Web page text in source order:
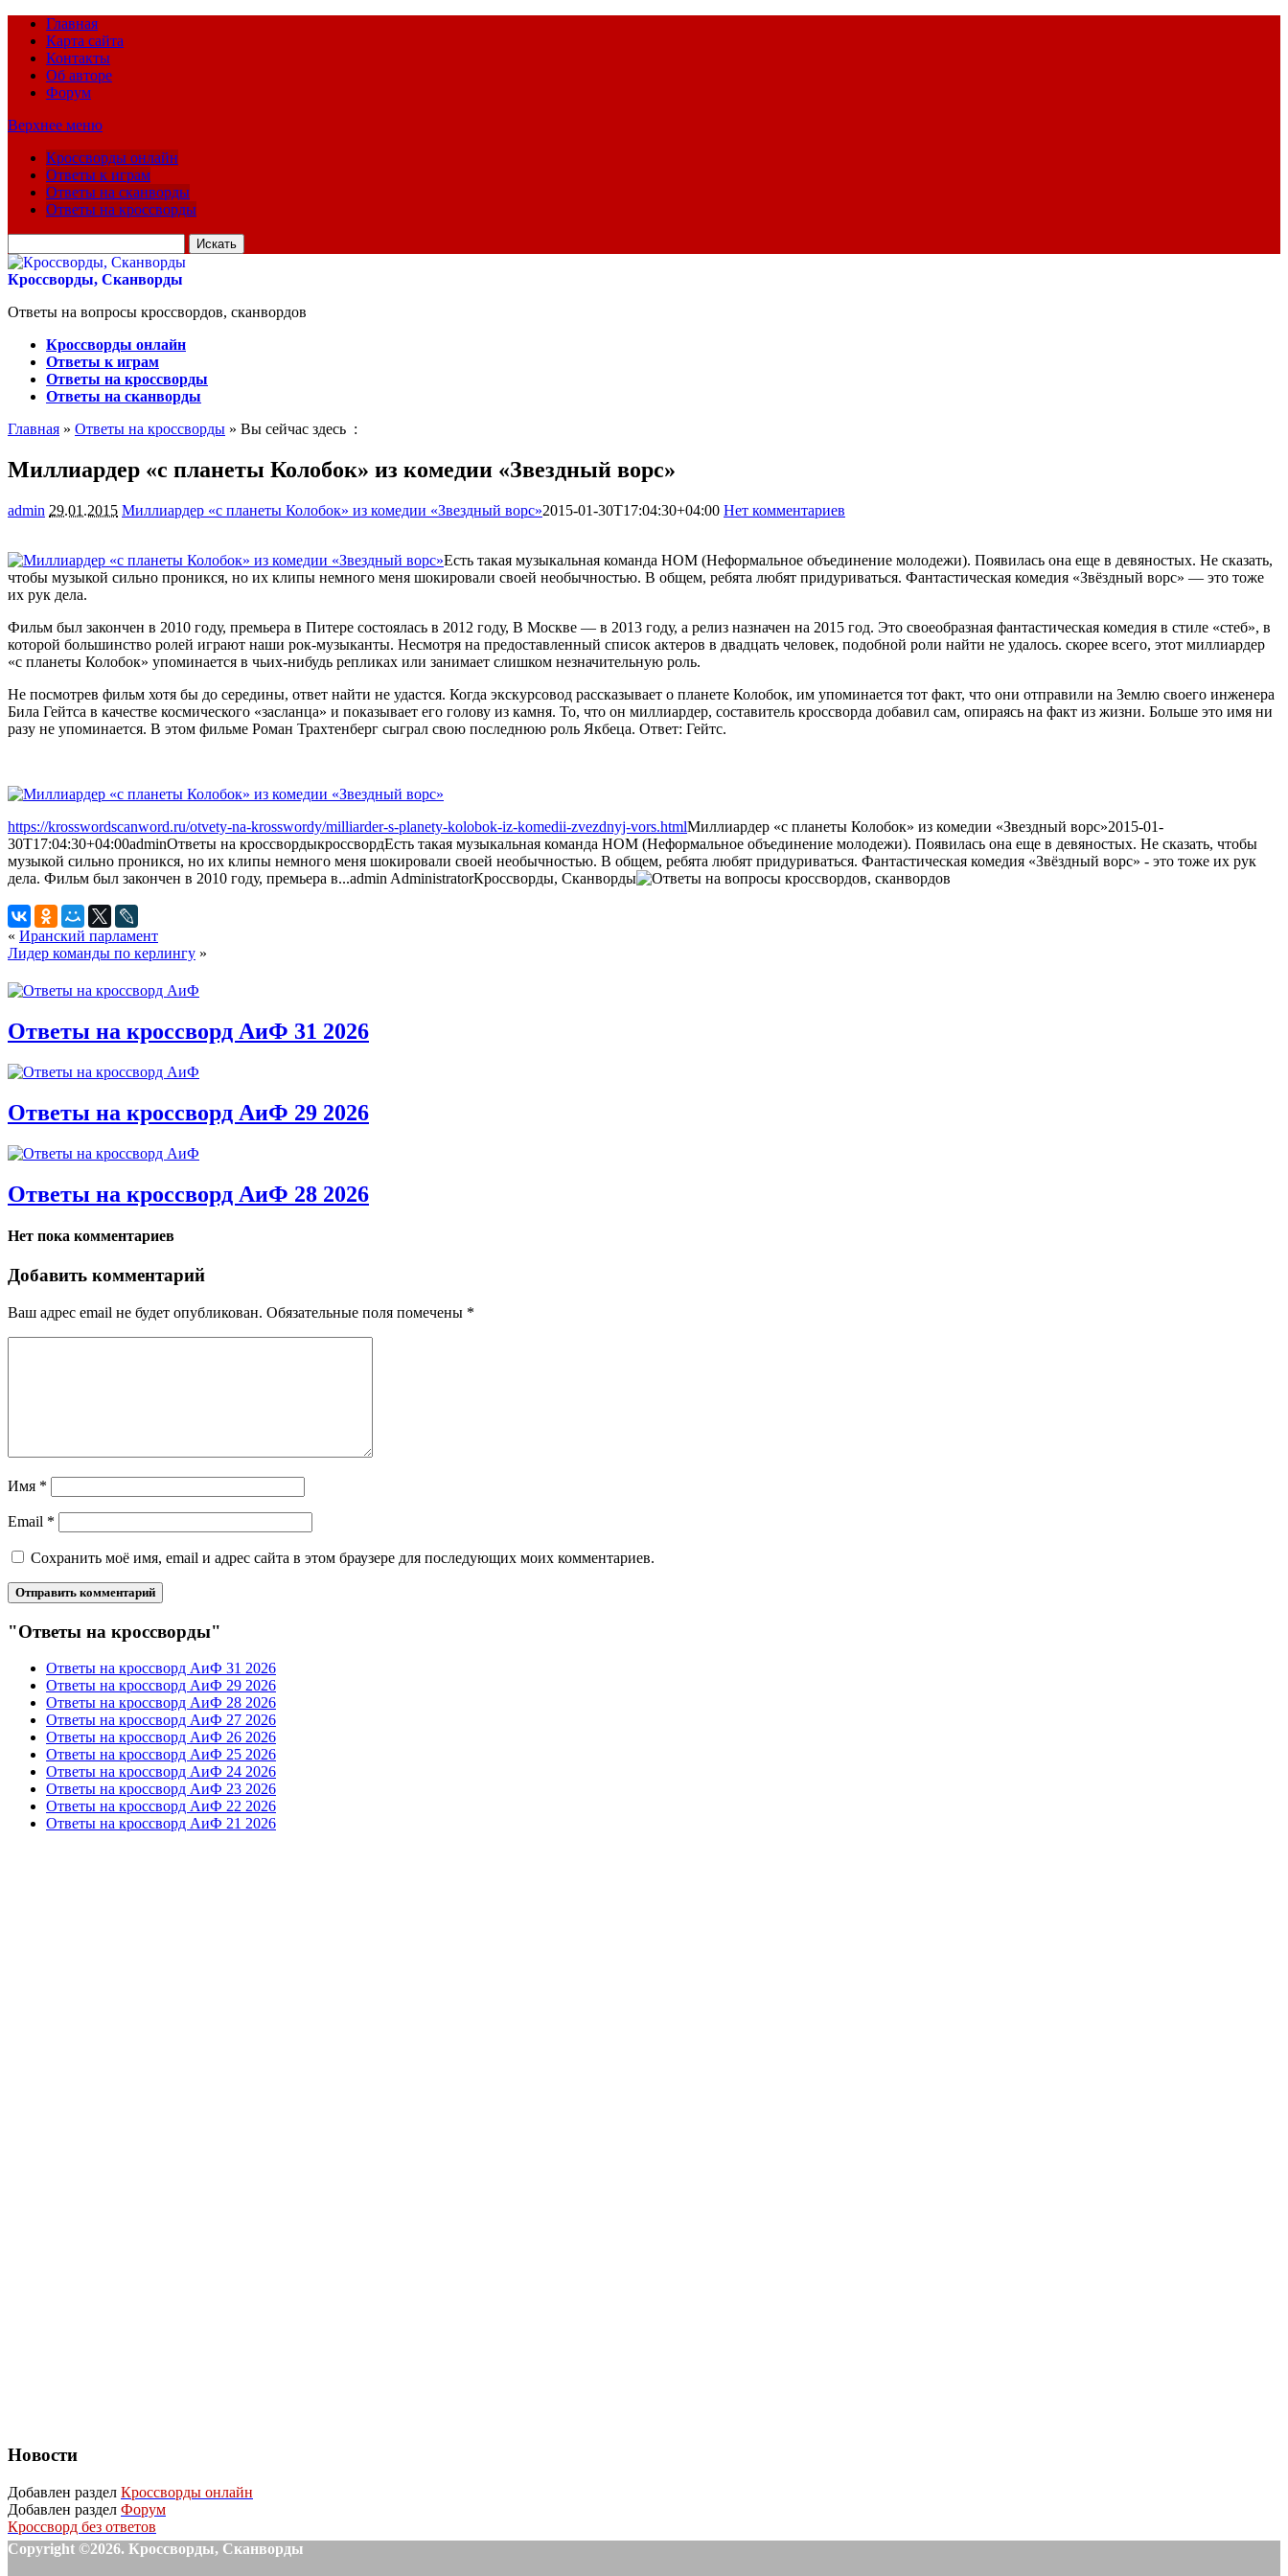
Главная
Карта сайта
Контакты
Об авторе
Форум
Верхнее меню
Кроссворды онлайн
Ответы к играм
Ответы на сканворды
Ответы на кроссворды
для:
Кроссворды, Сканворды
Ответы на вопросы кроссвордов, сканвордов
Кроссворды онлайн
Ответы к играм
Ответы на кроссворды
Ответы на сканворды
Главная » Ответы на кроссворды » Вы сейчас здесь :
Миллиардер «с планеты Колобок» из комедии «Звездный ворс»
admin 29.01.2015 Миллиардер «с планеты Колобок» из комедии «Звездный ворс»2015-01-30T17:04:30+04:00 Нет комментариев
Есть такая музыкальная команда НОМ (Неформальное объединение молодежи). Появилась она еще в девяностых. Не сказать,
чтобы музыкой сильно проникся, но их клипы немного меня шокировали своей необычностью. В общем, ребята любят придуриваться. Фантастическая комедия «Звёздный ворс» — это тоже
их рук дела.
Фильм был закончен в 2010 году, премьера в Питере состоялась в 2012 году, В Москве — в 2013 году, а релиз назначен на 2015 год. Это своеобразная фантастическая комедия в стиле «стеб», в
которой большинство ролей играют наши рок-музыканты. Несмотря на предоставленный список актеров в двадцать человек, подобной роли найти не удалось. скорее всего, этот миллиардер
«с планеты Колобок» упоминается в чьих-нибудь репликах или занимает слишком незначительную роль.
Не посмотрев фильм хотя бы до середины, ответ найти не удастся. Когда экскурсовод рассказывает о планете Колобок, им упоминается тот факт, что они отправили на Землю своего инженера
Била Гейтса в качестве космического «засланца» и показывает его голову из камня. То, что он миллиардер, составитель кроссворда добавил сам, опираясь на факт из жизни. Больше это имя ни
разу не упоминается. В этом фильме Роман Трахтенберг сыграл свою последнюю роль Якбеца. Ответ: Гейтс.
https://krosswordscanword.ru/otvety-na-krosswordy/milliarder-s-planety-kolobok-iz-komedii-zvezdnyj-vors.htmlМиллиардер «с планеты Колобок» из комедии «Звездный ворс»2015-01-
30T17:04:30+04:00adminОтветы на кроссвордыкроссвордЕсть такая музыкальная команда НОМ (Неформальное объединение молодежи). Появилась она еще в девяностых. Не сказать, чтобы
музыкой сильно проникся, но их клипы немного меня шокировали своей необычностью. В общем, ребята любят придуриваться. Фантастическая комедия «Звёздный ворс» - это тоже их рук
дела. Фильм был закончен в 2010 году, премьера в...admin AdministratorКроссворды, Сканворды
« Иранский парламент
Лидер команды по керлингу »
Ответы на кроссворд АиФ 31 2026
Ответы на кроссворд АиФ 29 2026
Ответы на кроссворд АиФ 28 2026
Нет пока комментариев
Добавить комментарий
Ваш адрес email не будет опубликован. Обязательные поля помечены *
Имя *
Email *
Сохранить моё имя, email и адрес сайта в этом браузере для последующих моих комментариев.
"Ответы на кроссворды"
Ответы на кроссворд АиФ 31 2026
Ответы на кроссворд АиФ 29 2026
Ответы на кроссворд АиФ 28 2026
Ответы на кроссворд АиФ 27 2026
Ответы на кроссворд АиФ 26 2026
Ответы на кроссворд АиФ 25 2026
Ответы на кроссворд АиФ 24 2026
Ответы на кроссворд АиФ 23 2026
Ответы на кроссворд АиФ 22 2026
Ответы на кроссворд АиФ 21 2026
Новости
Добавлен раздел Кроссворды онлайн
Добавлен раздел Форум
Кроссворд без ответов
Copyright ©2026. Кроссворды, Сканворды